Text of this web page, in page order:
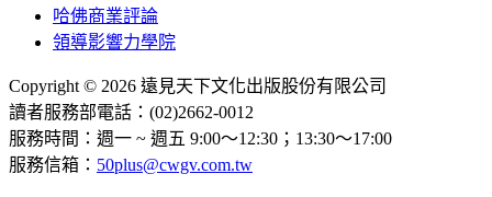
哈佛商業評論
領導影響力學院
Copyright © 2026 遠見天下文化出版股份有限公司
讀者服務部電話：(02)2662-0012
服務時間：週一 ~ 週五 9:00～12:30；13:30～17:00
服務信箱： 50plus@cwgv.com.tw